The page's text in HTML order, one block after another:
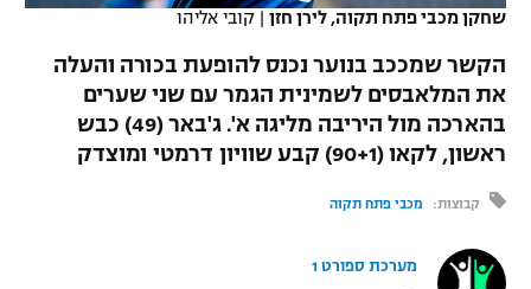
תוצאות
לוח שידורים
ברחבה
"מעל הליגה" – פודקאסט
הפועל חיפה
הפועל באר שבע
בני יהודה
ליגה הולנדית
ליגה טורקית
ליגה סינית
ליגה ברזילאית
ליגות נוספות
שחייה
ג'ודו
אגרוף
ספורט אולימפי
UFC
שחקן מכבי פתח תקוה, לירן חזן | קובי אליהו
הקשר שמככב בנוער נכנס להופעת בכורה והעלה
את המלאבסים לשמינית הגמר עם שני שערים
בהארכה מול היריבה מליגה א'. ג'באר (49) כבש
ראשון, לקאו (90+1) קבע שוויון דרמטי ומוצדק
קבוצות: מכבי פתח תקוה
מערכת ספורט 1